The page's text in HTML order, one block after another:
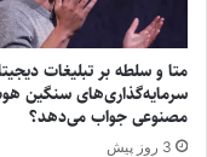
متا و سلطه بر تبلیغات
سرمایه‌گذاری‌های سنگین
مصنوعی جواب می‌دهد؟
3 روز پیش